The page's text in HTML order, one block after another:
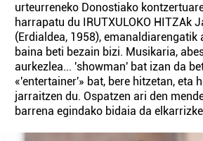
urteurreneko Donostiako
harrapatu du IRUTXULOKO HITZAk
(Erdialdea, 1958), emanaldiarengatik
baina beti bezain bizi. Musikaria,
aurkezlea... 'showman' bat izan da
«'entertainer'» bat, bere hitzetan, eta
jarraitzen du. Ospatzen ari den
barrena egindako bidaia da